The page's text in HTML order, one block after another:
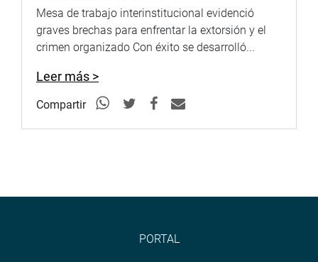
Mesa de trabajo interinstitucional evidenció
graves brechas para enfrentar la extorsión y el
crimen organizado Con éxito se desarrolló...
Leer más >
Compartir
PORTAL